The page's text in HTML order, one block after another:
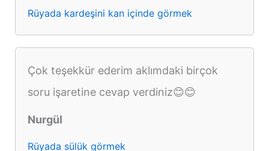
Rüyada kardeşini kan içinde görmek
Çok teşekkür ederim aklımdaki birçok
soru işaretine cevap verdiniz😊😊
Nurgül
Rüyada sülük görmek